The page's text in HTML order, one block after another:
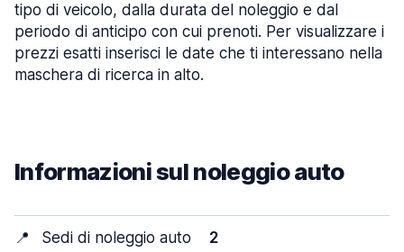
tipo di veicolo, dalla durata del noleggio e dal
periodo di anticipo con cui prenoti. Per visualizzare i
prezzi esatti inserisci le date che ti interessano nella
maschera di ricerca in alto.
Informazioni sul noleggio auto
📍 Sedi di noleggio auto 2